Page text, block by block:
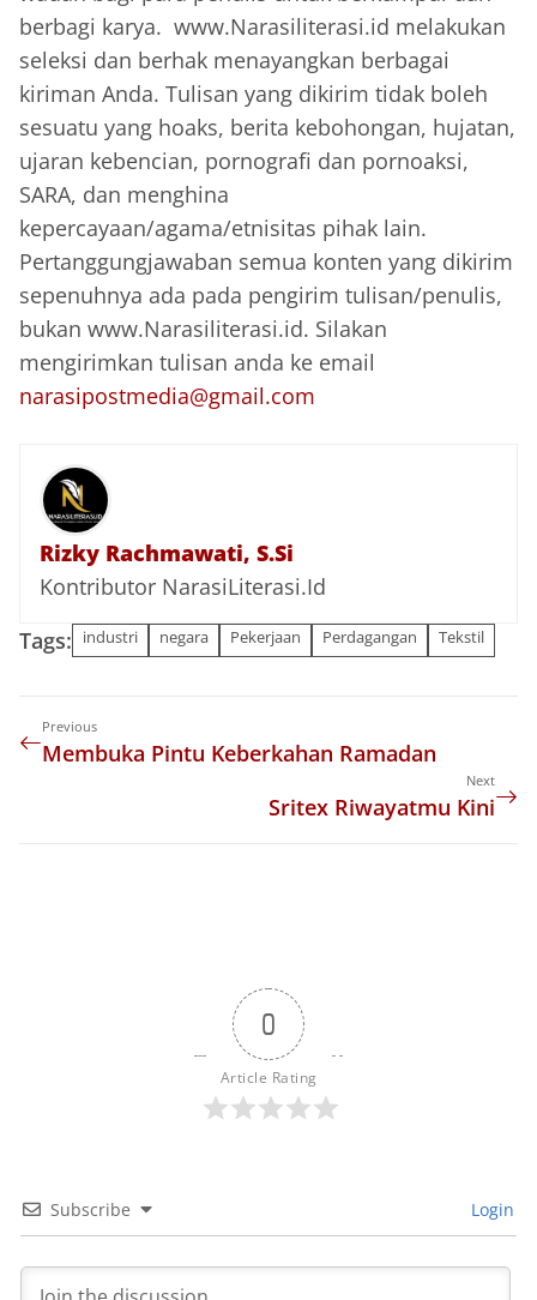
berbagi karya. www.Narasiliterasi.id melakukan
seleksi dan berhak menayangkan berbagai
kiriman Anda. Tulisan yang dikirim tidak boleh
sesuatu yang hoaks, berita kebohongan, hujatan,
ujaran kebencian, pornografi dan pornoaksi,
SARA, dan menghina
kepercayaan/agama/etnisitas pihak lain.
Pertanggungjawaban semua konten yang dikirim
sepenuhnya ada pada pengirim tulisan/penulis,
bukan www.Narasiliterasi.id. Silakan
mengirimkan tulisan anda ke email
narasipostmedia@gmail.com
Rizky Rachmawati, S.Si
Kontributor NarasiLiterasi.Id
Tags:
industri negara Pekerjaan Perdagangan Tekstil
Previous
Membuka Pintu Keberkahan Ramadan
Next
Sritex Riwayatmu Kini
0
Article Rating
Subscribe Login